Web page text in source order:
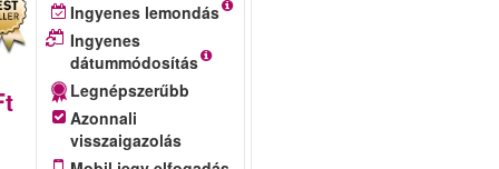
Ingyenes lemondás
Ingyenes
dátummódosítás
Legnépszerűbb
Azonnali
visszaigazolás